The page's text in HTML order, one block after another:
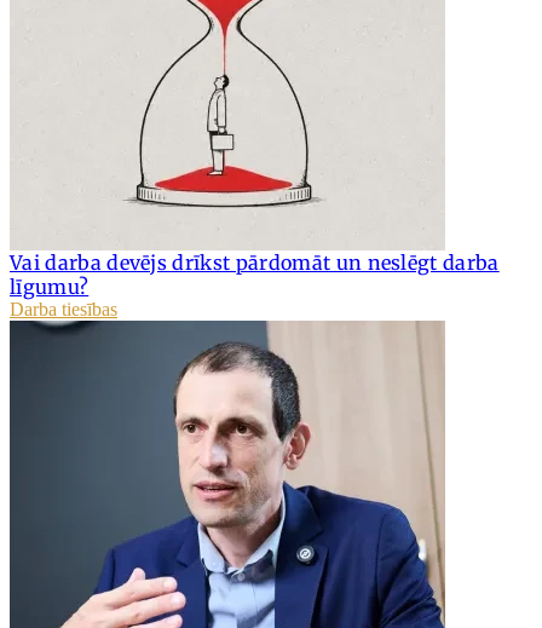
Vai darba devējs drīkst pārdomāt un neslēgt darba
līgumu?
Darba tiesības